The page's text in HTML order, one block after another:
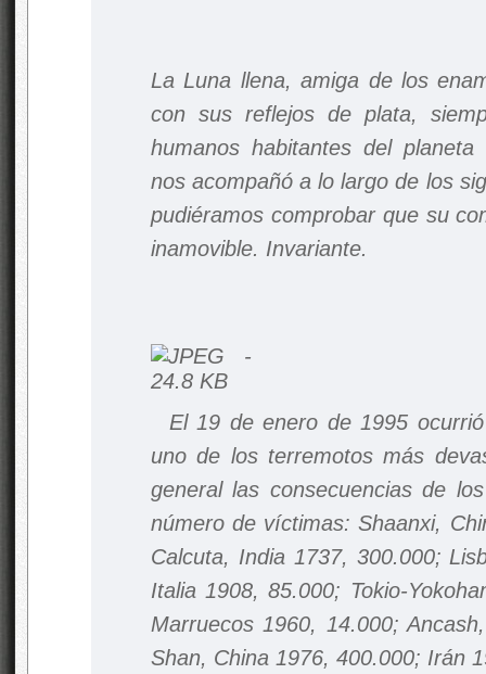
La Luna llena, amiga de los
con sus reflejos de plata,
humanos habitantes del
nos acompañó a lo largo de los
pudiéramos comprobar que su
inamovible. Invariante.
El 19 de enero de 1995
uno de los terremotos más
general las consecuencias de
número de víctimas: Shaanxi,
Calcuta, India 1737, 300.000;
Italia 1908, 85.000; Tokio-
Marruecos 1960, 14.000;
Shan, China 1976, 400.000; Irán